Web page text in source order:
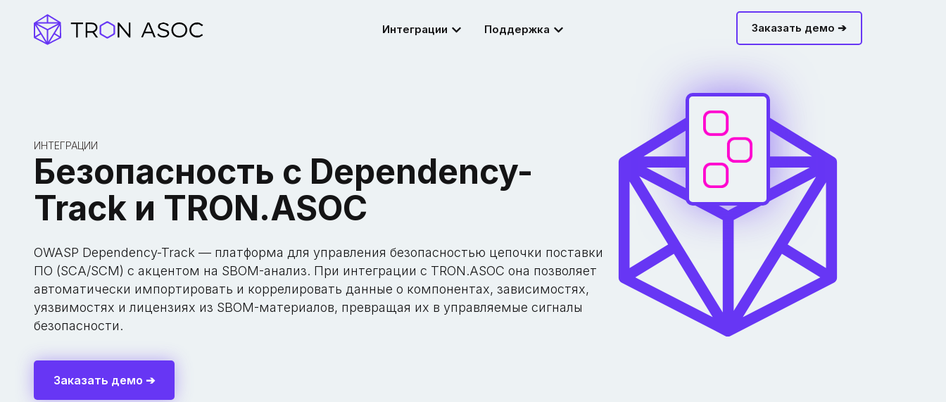
Интеграции Поддержка Заказать демо ➔
ИНТЕГРАЦИИ
Безопасность с Dependency-
Track и TRON.ASOC
OWASP Dependency-Track — платформа для управления безопасностью цепочки поставки
ПО (SCA/SCM) с акцентом на SBOM-анализ. При интеграции с TRON.ASOC она позволяет
автоматически импортировать и коррелировать данные о компонентах, зависимостях,
уязвимостях и лицензиях из SBOM-материалов, превращая их в управляемые сигналы
безопасности.
Заказать демо ➔